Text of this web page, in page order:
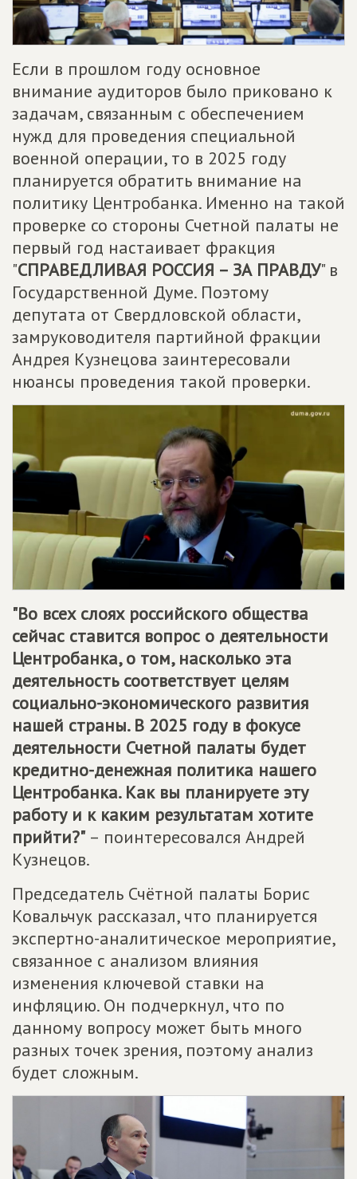
Если в прошлом году основное
внимание аудиторов было приковано к
задачам, связанным с обеспечением
нужд для проведения специальной
военной операции, то в 2025 году
планируется обратить внимание на
политику Центробанка. Именно на такой
проверке со стороны Счетной палаты не
первый год настаивает фракция
"СПРАВЕДЛИВАЯ РОССИЯ – ЗА ПРАВДУ" в
Государственной Думе. Поэтому
депутата от Свердловской области,
замруководителя партийной фракции
Андрея Кузнецова заинтересовали
нюансы проведения такой проверки.
"Во всех слоях российского общества
сейчас ставится вопрос о деятельности
Центробанка, о том, насколько эта
деятельность соответствует целям
социально-экономического развития
нашей страны. В 2025 году в фокусе
деятельности Счетной палаты будет
кредитно-денежная политика нашего
Центробанка. Как вы планируете эту
работу и к каким результатам хотите
прийти?" – поинтересовался Андрей
Кузнецов.
Председатель Счётной палаты Борис
Ковальчук рассказал, что планируется
экспертно-аналитическое мероприятие,
связанное с анализом влияния
изменения ключевой ставки на
инфляцию. Он подчеркнул, что по
данному вопросу может быть много
разных точек зрения, поэтому анализ
будет сложным.